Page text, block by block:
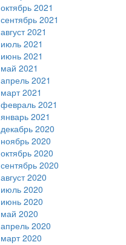
октябрь 2021
сентябрь 2021
август 2021
июль 2021
июнь 2021
май 2021
апрель 2021
март 2021
февраль 2021
январь 2021
декабрь 2020
ноябрь 2020
октябрь 2020
сентябрь 2020
август 2020
июль 2020
июнь 2020
май 2020
апрель 2020
март 2020